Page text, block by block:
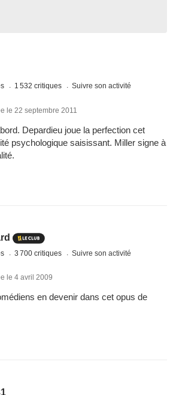
1 532 critiques Suivre son activité
le 22 septembre 2011
Depardieu joue la perfection cet
psychologique saisissant. Miller signe à
3 700 critiques Suivre son activité
le 4 avril 2009
en devenir dans cet opus de